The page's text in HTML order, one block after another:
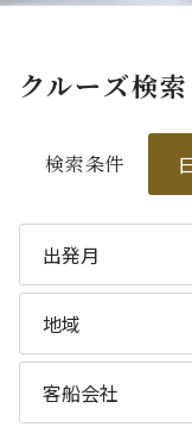
クルーズ検索
検索条件